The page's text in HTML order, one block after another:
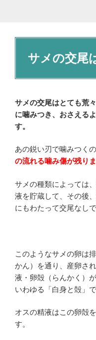
サメの交尾
サメの交尾はとても荒
に噛みつき、おさえる
す。
あの鋭い刃で噛みつくの
の流れる噛み傷が残りま
サメの種類によっては
液を貯蔵して、その後
にもわたって交尾なし
このようなサメの卵は
かん）を通り、産卵さ
液・卵殻（らんかく）
いわゆる「白身と殻」
オスの精液はこの卵殻
す。